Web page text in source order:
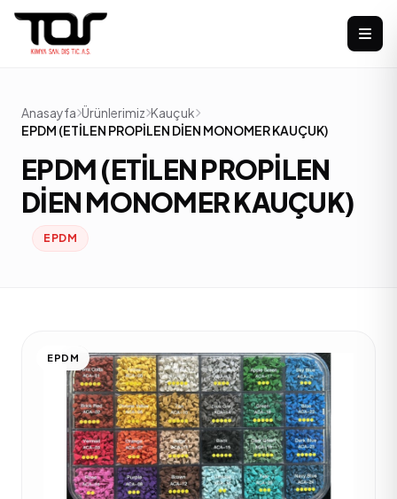
Anasayfa Ürünlerimiz Kauçuk
EPDM (ETİLEN PROPİLEN DİEN MONOMER KAUÇUK)
EPDM (ETİLEN PROPİLEN
DİEN MONOMER KAUÇUK)
EPDM
EPDM